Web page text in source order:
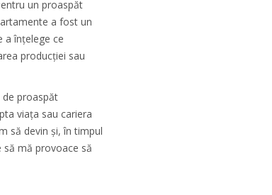
un proaspăt
a fost un
a înțelege ce
producției sau
de proaspăt
viața sau cariera
să devin și, în timpul
să mă provoace să